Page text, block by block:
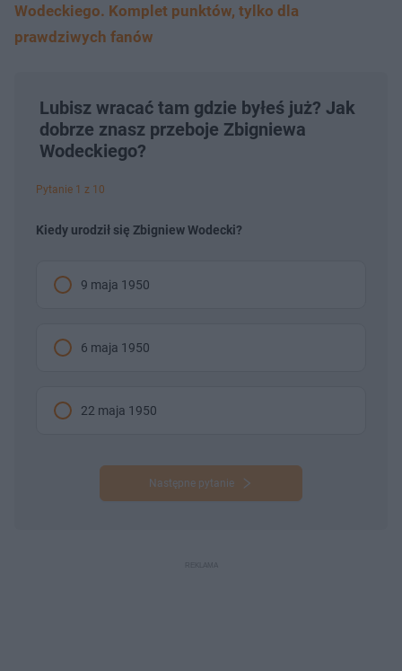
Wodeckiego. Komplet punktów, tylko dla
prawdziwych fanów
Lubisz wracać tam gdzie byłeś już? Jak
dobrze znasz przeboje Zbigniewa
Wodeckiego?
Pytanie 1 z 10
Kiedy urodził się Zbigniew Wodecki?
9 maja 1950
6 maja 1950
22 maja 1950
Następne pytanie